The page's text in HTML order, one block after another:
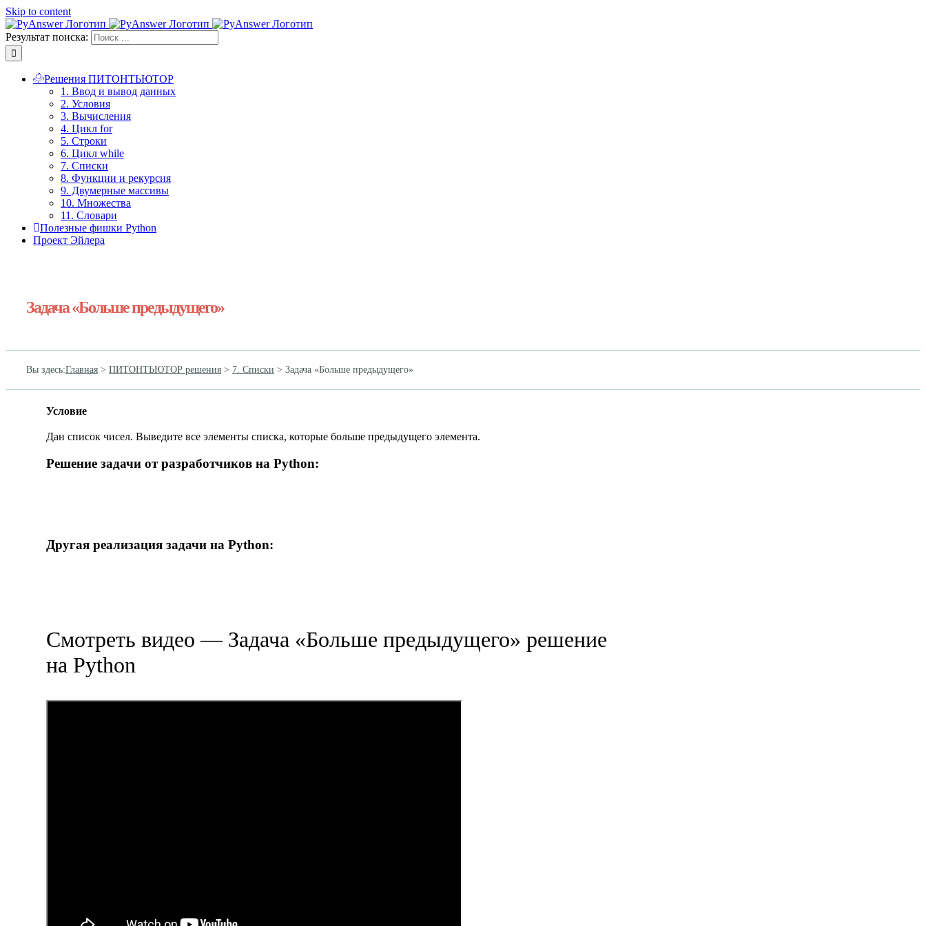
Skip to content
Результат поиска:
Решения ПИТОНТЬЮТОР
1. Ввод и вывод данных
2. Условия
3. Вычисления
4. Цикл for
5. Строки
6. Цикл while
7. Списки
8. Функции и рекурсия
9. Двумерные массивы
10. Множества
11. Словари
Полезные фишки Python
Проект Эйлера
Задача «Больше предыдущего»
Вы здесь:Главная > ПИТОНТЬЮТОР решения > 7. Списки > Задача «Больше предыдущего»
Условие
Дан список чисел. Выведите все элементы списка, которые больше предыдущего элемента.
Решение задачи от разработчиков на Python:
Другая реализация задачи на Python:
Смотреть видео — Задача «Больше предыдущего» решение
на Python